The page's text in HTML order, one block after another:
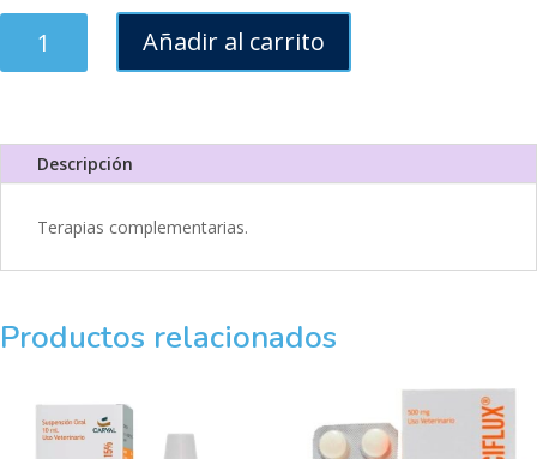
Añadir al carrito
Descripción
Terapias complementarias.
Productos relacionados